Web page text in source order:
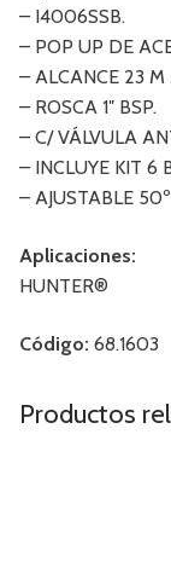
– I4006SSB.
– POP UP DE
– ALCANCE 23 M
– ROSCA 1″ BSP.
– C/ VÁLVULA
– INCLUYE KIT 6
– AJUSTABLE
Aplicaciones:
HUNTER®
Código: 68.1603
Productos